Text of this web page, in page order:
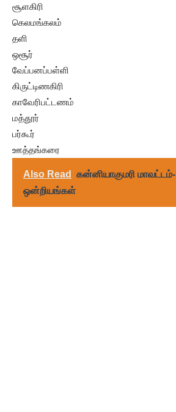
சூளகிரி
கெலமங்கலம்
தளி
ஒசூர்
வேப்பனப்பள்ளி
கிருட்டிணகிரி
காவேரிபட்டணம்
மத்தூர்
பர்கூர்
ஊத்தங்கரை
Also Read
கன்னியாகுமரி மாவட்டம்-
ஒன்றியங்கள்